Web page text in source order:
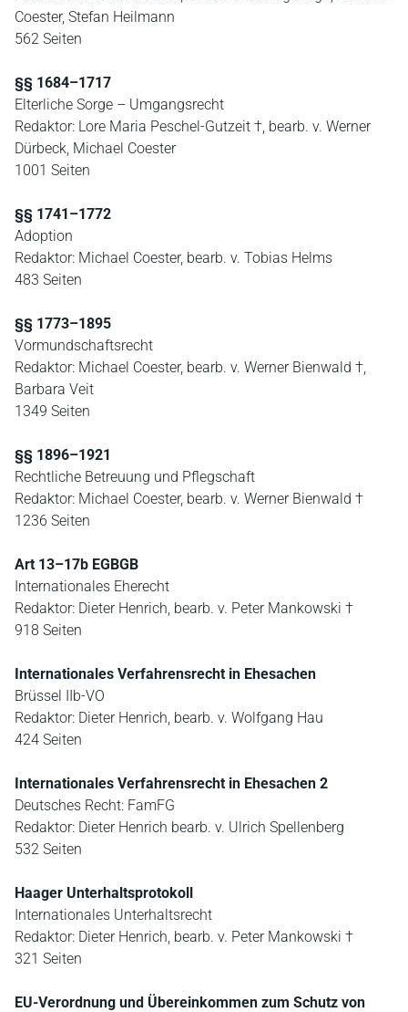
Coester, Stefan Heilmann
562 Seiten
§§ 1684–1717
Elterliche Sorge – Umgangsrecht
Redaktor: Lore Maria Peschel-Gutzeit †, bearb. v. Werner
Dürbeck, Michael Coester
1001 Seiten
§§ 1741–1772
Adoption
Redaktor: Michael Coester, bearb. v. Tobias Helms
483 Seiten
§§ 1773–1895
Vormundschaftsrecht
Redaktor: Michael Coester, bearb. v. Werner Bienwald †,
Barbara Veit
1349 Seiten
§§ 1896–1921
Rechtliche Betreuung und Pflegschaft
Redaktor: Michael Coester, bearb. v. Werner Bienwald †
1236 Seiten
Art 13–17b EGBGB
Internationales Eherecht
Redaktor: Dieter Henrich, bearb. v. Peter Mankowski †
918 Seiten
Internationales Verfahrensrecht in Ehesachen
Brüssel IIb-VO
Redaktor: Dieter Henrich, bearb. v. Wolfgang Hau
424 Seiten
Internationales Verfahrensrecht in Ehesachen 2
Deutsches Recht: FamFG
Redaktor: Dieter Henrich bearb. v. Ulrich Spellenberg
532 Seiten
Haager Unterhaltsprotokoll
Internationales Unterhaltsrecht
Redaktor: Dieter Henrich, bearb. v. Peter Mankowski †
321 Seiten
EU-Verordnung und Übereinkommen zum Schutz von